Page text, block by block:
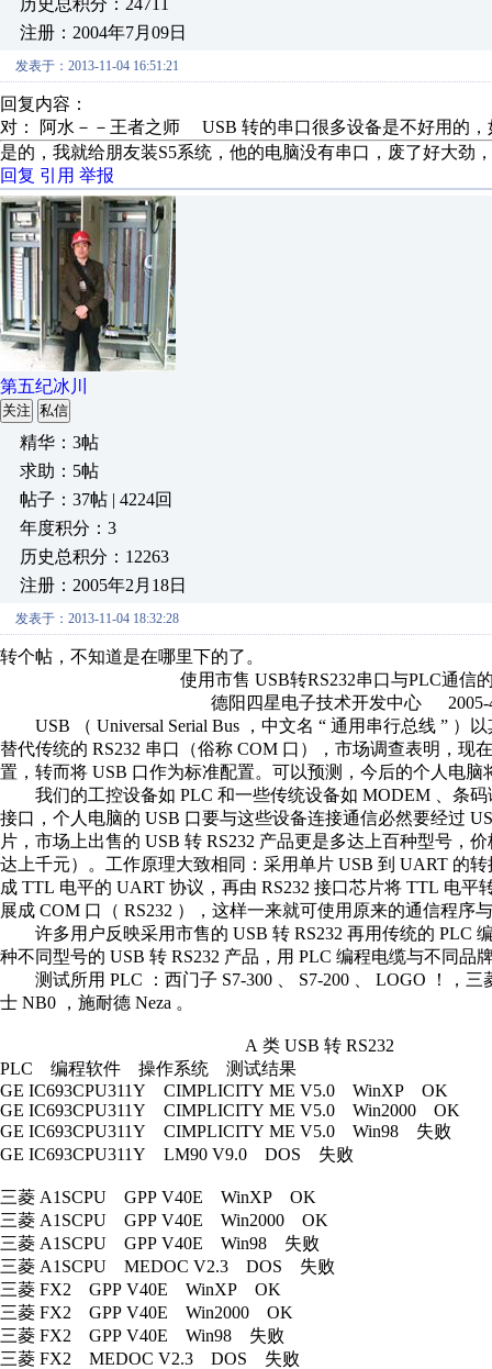
历史总积分：24711
注册：2004年7月09日
发表于：2013-11-04 16:51:21
回复内容：
对： 阿水－－王者之师
USB 转的串口很多设备是不好用的，
是的，我就给朋友装S5系统，他的电脑没有串口，废了好大劲
回复 引用 举报
第五纪冰川
关注 私信
精华：3帖
求助：5帖
帖子：37帖 | 4224回
年度积分：3
历史总积分：12263
注册：2005年2月18日
发表于：2013-11-04 18:32:28
转个帖，不知道是在哪里下的了。
使用市售 USB转RS232串口与PLC通信的
德阳四星电子技术开发中心 2005-
USB （ Universal Serial Bus ，中文名 “ 通用串行总线 ” ）
替代传统的 RS232 串口（俗称 COM 口），市场调查表明，现
置，转而将 USB 口作为标准配置。可以预测，今后的个人电脑
我们的工控设备如 PLC 和一些传统设备如 MODEM 、条码
接口，个人电脑的 USB 口要与这些设备连接通信必然要经过
片，市场上出售的 USB 转 RS232 产品更是多达上百种型号，
达上千元）。工作原理大致相同：采用单片 USB 到 UART 的
成 TTL 电平的 UART 协议，再由 RS232 接口芯片将 TTL 电
展成 COM 口（ RS232 ），这样一来就可使用原来的通信程序
许多用户反映采用市售的 USB 转 RS232 再用传统的 PLC
种不同型号的 USB 转 RS232 产品，用 PLC 编程电缆与不同
测试所用 PLC ：西门子 S7-300 、 S7-200 、 LOGO ！，三
士 NB0 ，施耐德 Neza 。
A 类 USB 转 RS232
PLC 编程软件 操作系统 测试结果
GE IC693CPU311Y CIMPLICITY ME V5.0 WinXP OK
GE IC693CPU311Y CIMPLICITY ME V5.0 Win2000 OK
GE IC693CPU311Y CIMPLICITY ME V5.0 Win98 失败
GE IC693CPU311Y LM90 V9.0 DOS 失败
三菱 A1SCPU GPP V40E WinXP OK
三菱 A1SCPU GPP V40E Win2000 OK
三菱 A1SCPU GPP V40E Win98 失败
三菱 A1SCPU MEDOC V2.3 DOS 失败
三菱 FX2 GPP V40E WinXP OK
三菱 FX2 GPP V40E Win2000 OK
三菱 FX2 GPP V40E Win98 失败
三菱 FX2 MEDOC V2.3 DOS 失败